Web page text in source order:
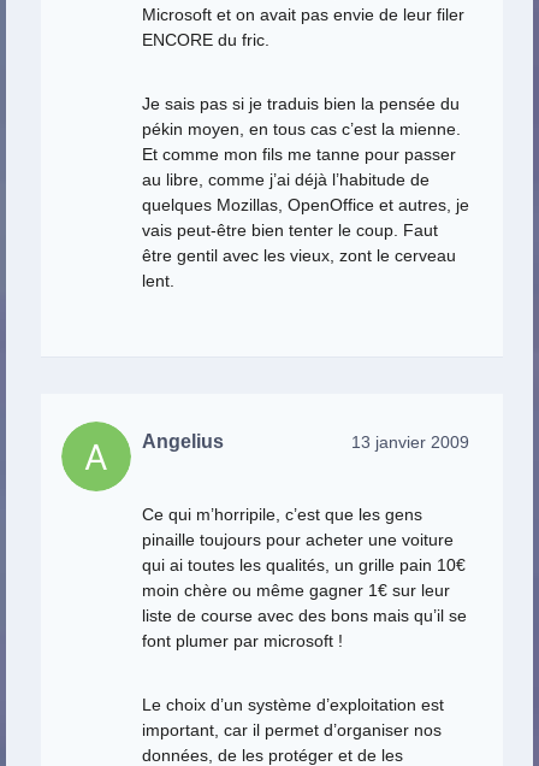
Microsoft et on avait pas envie de leur filer
ENCORE du fric.
Je sais pas si je traduis bien la pensée du
pékin moyen, en tous cas c’est la mienne.
Et comme mon fils me tanne pour passer
au libre, comme j’ai déjà l’habitude de
quelques Mozillas, OpenOffice et autres, je
vais peut-être bien tenter le coup. Faut
être gentil avec les vieux, zont le cerveau
lent.
Angelius 13 janvier 2009
Ce qui m’horripile, c’est que les gens
pinaille toujours pour acheter une voiture
qui ai toutes les qualités, un grille pain 10€
moin chère ou même gagner 1€ sur leur
liste de course avec des bons mais qu’il se
font plumer par microsoft !
Le choix d’un système d’exploitation est
important, car il permet d’organiser nos
données, de les protéger et de les